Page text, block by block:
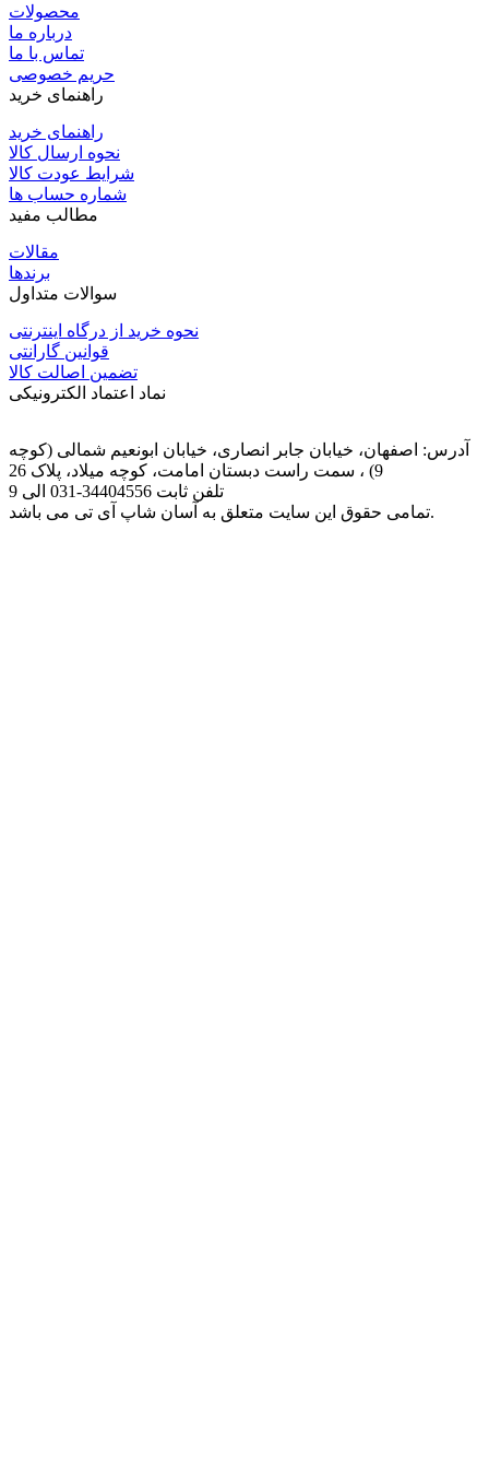
محصولات
درباره ما
تماس با ما
حریم خصوصی
راهنمای خرید
راهنمای خرید
نحوه ارسال کالا
شرایط عودت کالا
شماره حساب ها
مطالب مفید
مقالات
برندها
سوالات متداول
نحوه خرید از درگاه اینترنتی
قوانین گارانتی
تضمین اصالت کالا
نماد اعتماد الکترونیکی
آدرس: اصفهان، خیابان جابر انصاری، خیابان ابونعیم شمالی (کوچه
9) ، سمت راست دبستان امامت، کوچه میلاد، پلاک 26
تلفن ثابت 031-34404556 الی 9
تمامی حقوق این سایت متعلق به آسان شاپ آی تی می باشد.